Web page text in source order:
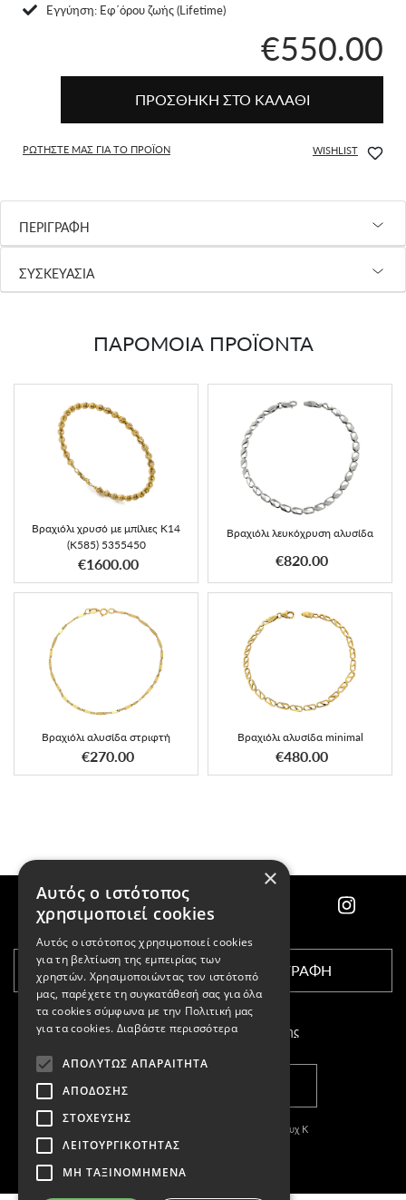
Eγγύηση: Εφ΄όρου ζωής (Lifetime)
€550.00
ΠΡΟΣΘΗΚΗ ΣΤΟ ΚΑΛΑΘΙ
ΡΩΤΗΣΤΕ ΜΑΣ ΓΙΑ ΤΟ ΠΡΟΪΟΝ WISHLIST
ΠΕΡΙΓΡΑΦΗ
ΣΥΣΚΕΥΑΣΙΑ
ΠΑΡΟΜΟΙΑ ΠΡΟΪΟΝΤΑ
Βραχιόλι χρυσό με μπίλιες Κ14
(K585) 5355450
€1600.00
Βραχιόλι λευκόχρυση αλυσίδα
€820.00
Βραχιόλι αλυσίδα στριφτή
€270.00
Βραχιόλι αλυσίδα minimal
€480.00
ΕΓΓΡΑΦΗ
Αποδέχομαι τους όρους χρήσης
Copyright © 2011-2026 Κασπαριάν Σεμπουχ Κ
With
ΓΕΜΗ:57327504000
×
Αυτός ο ιστότοπος
χρησιμοποιεί cookies
Αυτός ο ιστότοπος χρησιμοποιεί cookies
για τη βελτίωση της εμπειρίας των
χρηστών. Χρησιμοποιώντας τον ιστότοπό
μας, παρέχετε τη συγκατάθεσή σας για όλα
τα cookies σύμφωνα με την Πολιτική μας
για τα cookies. Διαβάστε περισσότερα
ΑΠΟΛΎΤΩΣ ΑΠΑΡΑΊΤΗΤΑ
ΑΠΌΔΟΣΗΣ
ΣΤΌΧΕΥΣΗΣ
ΛΕΙΤΟΥΡΓΙΚΌΤΗΤΑΣ
ΜΗ ΤΑΞΙΝΟΜΗΜΈΝΑ